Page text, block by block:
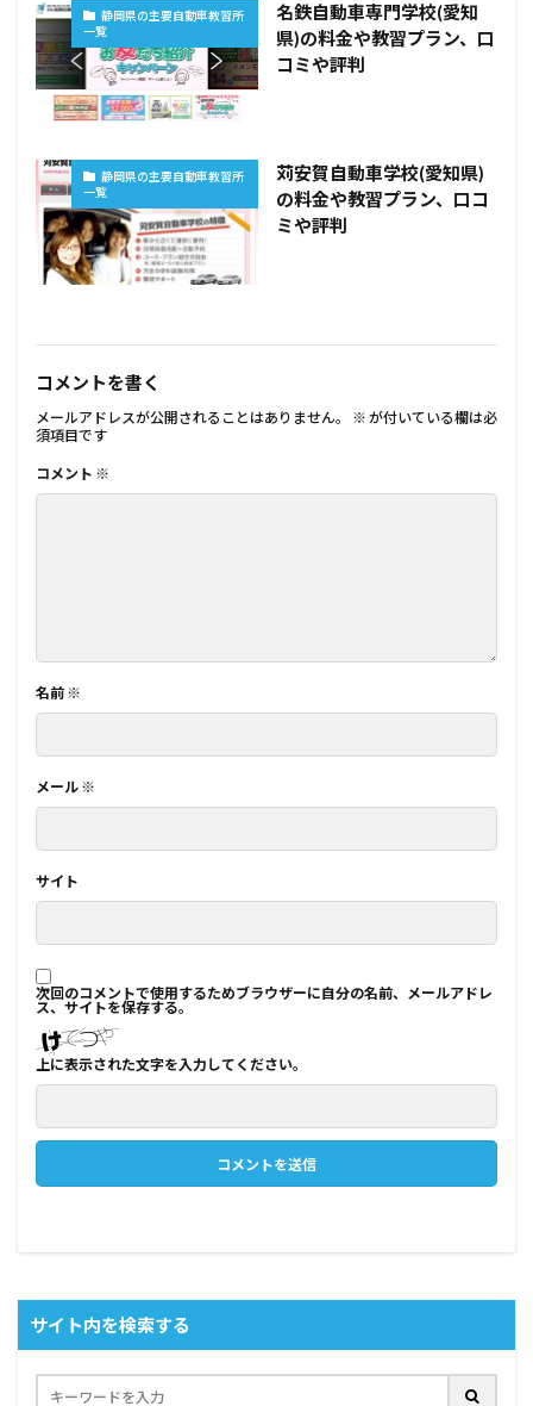
静岡県の主要自動車教習所
一覧
名鉄自動車専門学校(愛知
県)の料金や教習プラン、口
コミや評判
静岡県の主要自動車教習所
一覧
苅安賀自動車学校(愛知県)
の料金や教習プラン、口コ
ミや評判
コメントを書く
メールアドレスが公開されることはありません。 ※ が付いている欄は必
須項目です
コメント ※
名前 ※
メール ※
サイト
次回のコメントで使用するためブラウザーに自分の名前、メールアドレ
ス、サイトを保存する。
上に表示された文字を入力してください。
サイト内を検索する